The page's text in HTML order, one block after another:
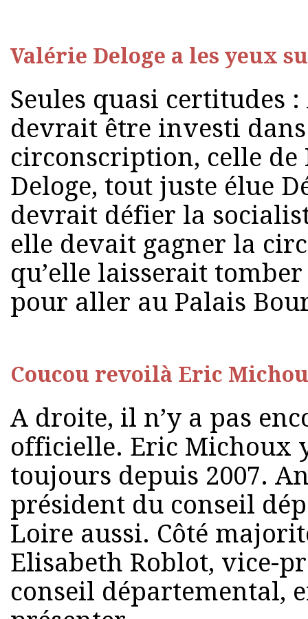
Valérie Deloge a les yeux
Seules quasi certitudes
devrait être investi
circonscription, celle de
Deloge, tout juste élue
devrait défier la
elle devait gagner la
qu’elle laisserait
pour aller au Palais
Coucou revoilà Eric
A droite, il n’y a pas
officielle. Eric Michoux
toujours depuis 2007.
président du conseil
Loire aussi. Côté
Elisabeth Roblot, vice-
conseil départemental,